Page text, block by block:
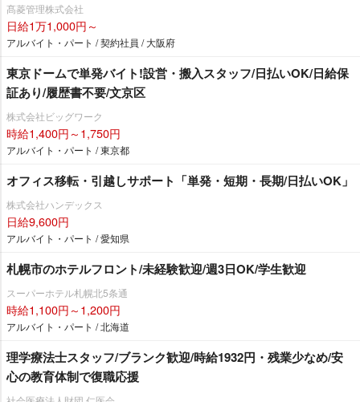
髙菱管理株式会社
日給1万1,000円～
アルバイト・パート / 契約社員 / 大阪府
東京ドームで単発バイト!設営・搬入スタッフ/日払いOK/日給保
証あり/履歴書不要/文京区
株式会社ビッグワーク
時給1,400円～1,750円
アルバイト・パート / 東京都
オフィス移転・引越しサポート「単発・短期・長期/日払いOK」
株式会社ハンデックス
日給9,600円
アルバイト・パート / 愛知県
札幌市のホテルフロント/未経験歓迎/週3日OK/学生歓迎
スーパーホテル札幌北5条通
時給1,100円～1,200円
アルバイト・パート / 北海道
理学療法士スタッフ/ブランク歓迎/時給1932円・残業少なめ/安
心の教育体制で復職応援